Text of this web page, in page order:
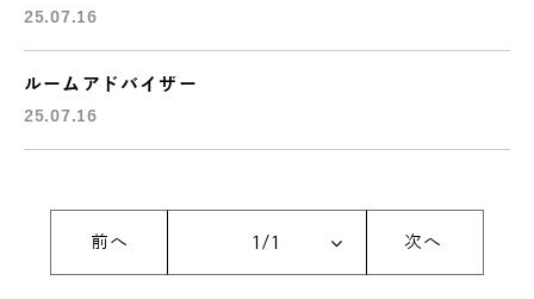
25.07.16
ルームアドバイザー
25.07.16
前へ 次へ